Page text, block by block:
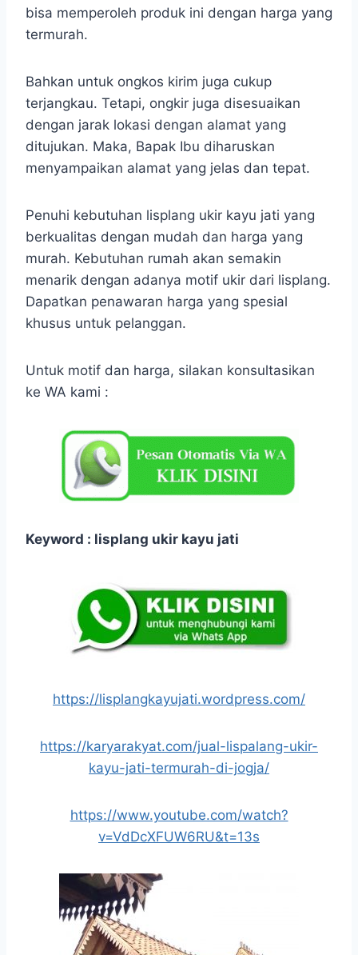
bisa memperoleh produk ini dengan harga yang
termurah.
Bahkan untuk ongkos kirim juga cukup
terjangkau. Tetapi, ongkir juga disesuaikan
dengan jarak lokasi dengan alamat yang
ditujukan. Maka, Bapak Ibu diharuskan
menyampaikan alamat yang jelas dan tepat.
Penuhi kebutuhan lisplang ukir kayu jati yang
berkualitas dengan mudah dan harga yang
murah. Kebutuhan rumah akan semakin
menarik dengan adanya motif ukir dari lisplang.
Dapatkan penawaran harga yang spesial
khusus untuk pelanggan.
Untuk motif dan harga, silakan konsultasikan
ke WA kami :
Keyword : lisplang ukir kayu jati
https://lisplangkayujati.wordpress.com/
https://karyarakyat.com/jual-lispalang-ukir-
kayu-jati-termurah-di-jogja/
https://www.youtube.com/watch?
v=VdDcXFUW6RU&t=13s